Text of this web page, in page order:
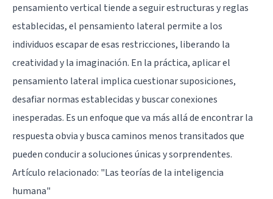
pensamiento vertical tiende a seguir estructuras y reglas
establecidas, el pensamiento lateral permite a los
individuos escapar de esas restricciones, liberando la
creatividad y la imaginación. En la práctica, aplicar el
pensamiento lateral implica cuestionar suposiciones,
desafiar normas establecidas y buscar conexiones
inesperadas. Es un enfoque que va más allá de encontrar la
respuesta obvia y busca caminos menos transitados que
pueden conducir a soluciones únicas y sorprendentes.
Artículo relacionado: "Las teorías de la inteligencia
humana"